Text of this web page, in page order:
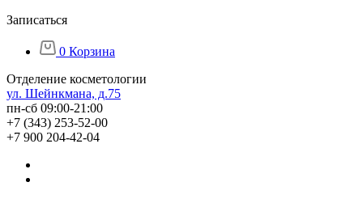
Записаться
0 Корзина
Отделение косметологии
ул. Шейнкмана, д.75
пн-сб 09:00-21:00
+7 (343) 253-52-00
+7 900 204-42-04